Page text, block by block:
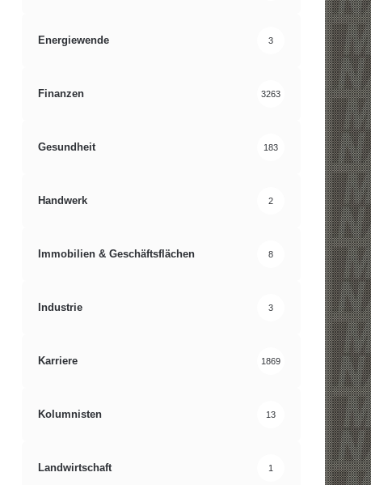
Energiewende 3
Finanzen 3263
Gesundheit 183
Handwerk 2
Immobilien & Geschäftsflächen 8
Industrie 3
Karriere 1869
Kolumnisten 13
Landwirtschaft 1